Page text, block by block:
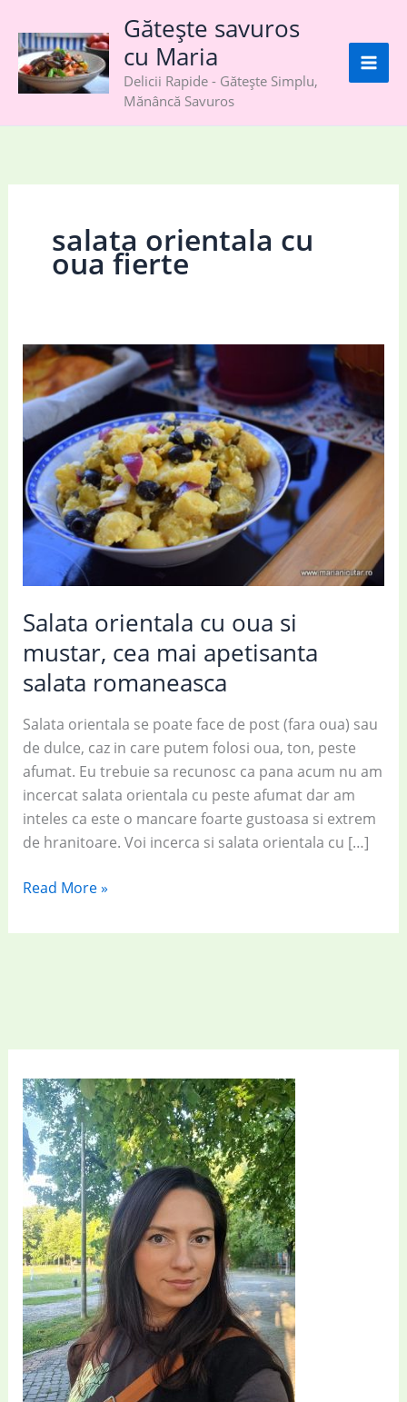
content
Gătește savuros
cu Maria
Delicii Rapide - Gătește Simplu,
Mănâncă Savuros
salata orientala cu
oua fierte
Salata orientala cu oua si
mustar, cea mai apetisanta
salata romaneasca
Salata orientala se poate face de post (fara oua) sau
de dulce, caz in care putem folosi oua, ton, peste
afumat. Eu trebuie sa recunosc ca pana acum nu am
incercat salata orientala cu peste afumat dar am
inteles ca este o mancare foarte gustoasa si extrem
de hranitoare. Voi incerca si salata orientala cu […]
Salata
cu
mai
apetisanta
salata
romaneasca
Read More »